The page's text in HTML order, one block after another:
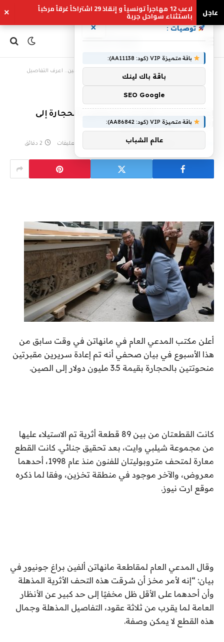
عاجل لاعب 12 مهاجراً تونسياً و إنقاذ 29 اشتراكاً غرقاً مركباً
باستثناء سواحل جربة ×
إعادة سريرين مقبرتين منحوتتين بالحجارة إلى الصين.. اعرف التفاصيل
إعادة سريرين مقبرتين منحوتتين بالحجارة إلى
الصين.. اعرف التفاصيل
eshrag مايو 13, 2023 لا توجد تعليقات 2 دقائق
أعلن مكتب المدعي العام في مانهاتن في وقت سابق من
هذا الأسبوع في بيان صحفي أنه تم إعادة سريرين مقبرتين
منحوتتين بالحجارة بقيمة 3.5 مليون دولار إلى الصين.
كانت القطعتان من بين 89 قطعة أثرية تم الاستيلاء عليها
من مجموعة شيلبي وايت، بعد تحقيق جنائي. كانت القطع
معارة لمتحف متروبوليتان للفنون منذ عام 1998، أحدهما
معروض، والآخر موجود في منطقة تخزين، وفقا لما ذكره
موقع ارت نيوز.
وقال المدعي العام لمقاطعة مانهاتن ألفين براغ جونيور في
بيان: “إنه لأمر مخز أن سُرقت هذه التحف الأثرية المذهلة
وأن أحدهما على الأقل ظل مخفيًا إلى حد كبير عن الأنظار
العامة لما يقرب من ثلاثة عقود، التفاصيل المذهلة وجمال
هذه القطع لا يمكن وصفة.
توصيات : ×
باقة متميزة VIP (كود: AA11138):
باقة باك لينك
SEO Google
باقة متميزة VIP (كود: AA86842):
عالم الشباب